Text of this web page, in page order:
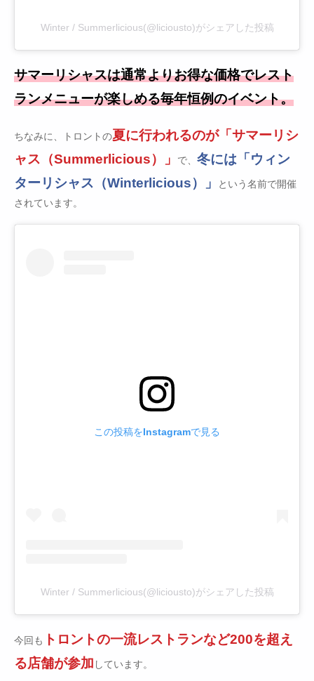
Winter / Summerlicious(@liciousto)がシェアした投稿
サマーリシャスは通常よりお得な価格でレスト
ランメニューが楽しめる毎年恒例のイベント。
ちなみに、トロントの夏に行われるのが「サマーリシ
ャス（Summerlicious）」
で、 冬には「ウィン
ターリシャス（Winterlicious）」
という名前で開催
されています。
この投稿をInstagramで見る
Winter / Summerlicious(@liciousto)がシェアした投稿
今回も トロントの一流レストランなど200を超え
る店舗が参加 しています。